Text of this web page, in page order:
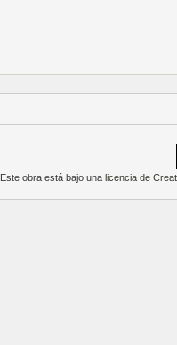
Este obra está bajo unalicencia de